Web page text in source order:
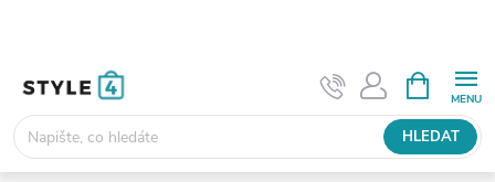
HLEDAT
NÁKUPNÍ
KOŠÍK